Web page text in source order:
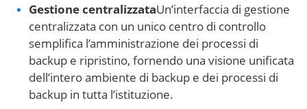
Gestione centralizzataUn’interfaccia di gestione
centralizzata con un unico centro di controllo
semplifica l’amministrazione dei processi di
backup e ripristino, fornendo una visione unificata
dell’intero ambiente di backup e dei processi di
backup in tutta l’istituzione.